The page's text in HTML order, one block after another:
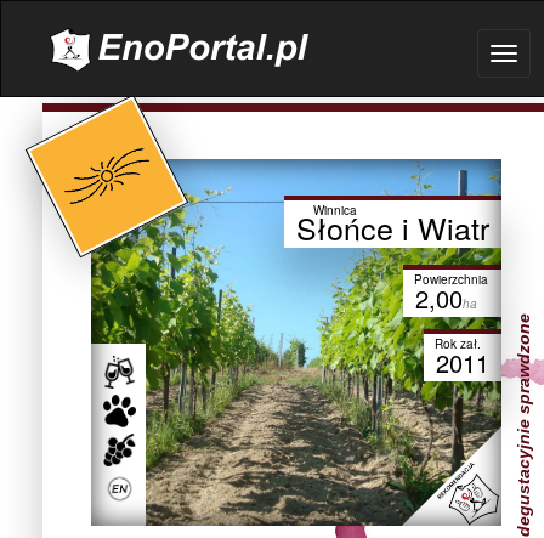
degustacyjnie sprawdzone
Winnica
Słońce i Wiatr
Powierzchnia
2,00ha
Rok zał.
2011